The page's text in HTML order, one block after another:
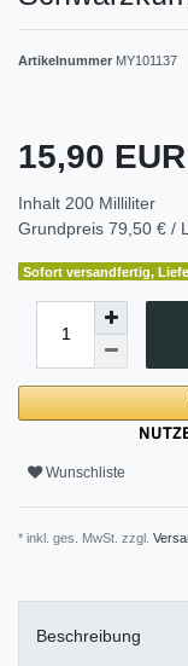
Artikelnummer MY101137
15,90 EUR
Inhalt 200 Milliliter
Grundpreis 79,50 € /
Sofort versandfertig,
Wunschliste
* inkl. ges. MwSt. zzgl.
Beschreibung